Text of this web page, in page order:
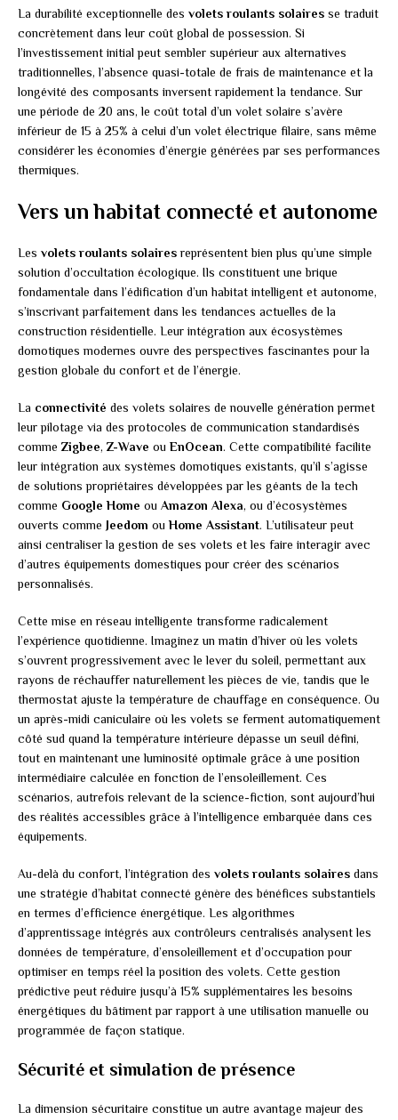
La durabilité exceptionnelle des volets roulants solaires se traduit
concrètement dans leur coût global de possession. Si
l’investissement initial peut sembler supérieur aux alternatives
traditionnelles, l’absence quasi-totale de frais de maintenance et la
longévité des composants inversent rapidement la tendance. Sur
une période de 20 ans, le coût total d’un volet solaire s’avère
inférieur de 15 à 25% à celui d’un volet électrique filaire, sans même
considérer les économies d’énergie générées par ses performances
thermiques.
Vers un habitat connecté et autonome
Les volets roulants solairesreprésentent bien plus qu’une simple
solution d’occultation écologique. Ils constituent une brique
fondamentale dans l’édification d’un habitat intelligent et autonome,
s’inscrivant parfaitement dans les tendances actuelles de la
construction résidentielle. Leur intégration aux écosystèmes
domotiques modernes ouvre des perspectives fascinantes pour la
gestion globale du confort et de l’énergie.
La connectivité des volets solaires de nouvelle génération permet
leur pilotage via des protocoles de communication standardisés
comme Zigbee, Z-Wave ou EnOcean. Cette compatibilité facilite
leur intégration aux systèmes domotiques existants, qu’il s’agisse
de solutions propriétaires développées par les géants de la tech
comme Google Home ou Amazon Alexa, ou d’écosystèmes
ouverts comme Jeedom ouHome Assistant. L’utilisateur peut
ainsi centraliser la gestion de ses volets et les faire interagir avec
d’autres équipements domestiques pour créer des scénarios
personnalisés.
Cette mise en réseau intelligente transforme radicalement
l’expérience quotidienne. Imaginez un matin d’hiver où les volets
s’ouvrent progressivement avec le lever du soleil, permettant aux
rayons de réchauffer naturellement les pièces de vie, tandis que le
thermostat ajuste la température de chauffage en conséquence. Ou
un après-midi caniculaire où les volets se ferment automatiquement
côté sud quand la température intérieure dépasse un seuil défini,
tout en maintenant une luminosité optimale grâce à une position
intermédiaire calculée en fonction de l’ensoleillement. Ces
scénarios, autrefois relevant de la science-fiction, sont aujourd’hui
des réalités accessibles grâce à l’intelligence embarquée dans ces
équipements.
Au-delà du confort, l’intégration des volets roulants solaires dans
une stratégie d’habitat connecté génère des bénéfices substantiels
en termes d’efficience énergétique. Les algorithmes
d’apprentissage intégrés aux contrôleurs centralisés analysent les
données de température, d’ensoleillement et d’occupation pour
optimiser en temps réel la position des volets. Cette gestion
prédictive peut réduire jusqu’à 15% supplémentaires les besoins
énergétiques du bâtiment par rapport à une utilisation manuelle ou
programmée de façon statique.
Sécurité et simulation de présence
La dimension sécuritaire constitue un autre avantage majeur des